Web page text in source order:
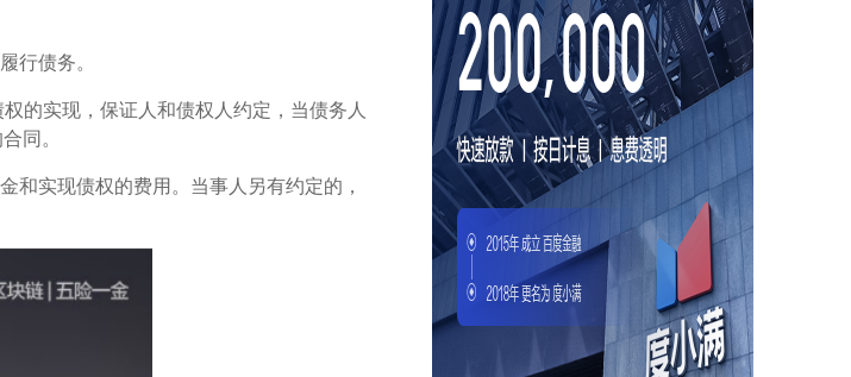
行债务。
的实现，保证人和债权人约定，当债务人
同。
和实现债权的费用。当事人另有约定的，